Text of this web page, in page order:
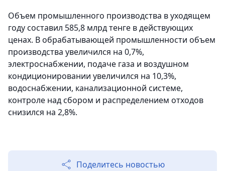
Объем промышленного производства в уходящем
году составил 585,8 млрд тенге в действующих
ценах. В обрабатывающей промышленности объем
производства увеличился на 0,7%,
электроснабжении, подаче газа и воздушном
кондиционировании увеличился на 10,3%,
водоснабжении, канализационной системе,
контроле над сбором и распределением отходов
снизился на 2,8%.
Поделитесь новостью